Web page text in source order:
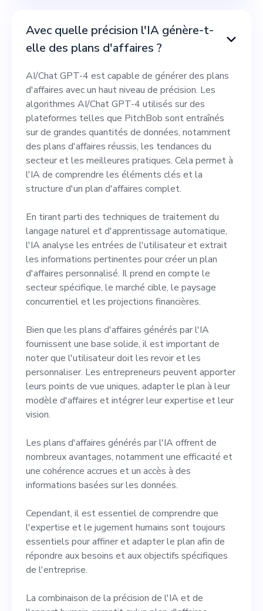
Avec quelle précision l'IA génère-t-
elle des plans d'affaires ?
AI/Chat GPT-4 est capable de générer des plans
d'affaires avec un haut niveau de précision. Les
algorithmes AI/Chat GPT-4 utilisés sur des
plateformes telles que PitchBob sont entraînés
sur de grandes quantités de données, notamment
des plans d'affaires réussis, les tendances du
secteur et les meilleures pratiques. Cela permet à
l'IA de comprendre les éléments clés et la
structure d'un plan d'affaires complet.
En tirant parti des techniques de traitement du
langage naturel et d'apprentissage automatique,
l'IA analyse les entrées de l'utilisateur et extrait
les informations pertinentes pour créer un plan
d'affaires personnalisé. Il prend en compte le
secteur spécifique, le marché cible, le paysage
concurrentiel et les projections financières.
Bien que les plans d'affaires générés par l'IA
fournissent une base solide, il est important de
noter que l'utilisateur doit les revoir et les
personnaliser. Les entrepreneurs peuvent apporter
leurs points de vue uniques, adapter le plan à leur
modèle d'affaires et intégrer leur expertise et leur
vision.
Les plans d'affaires générés par l'IA offrent de
nombreux avantages, notamment une efficacité et
une cohérence accrues et un accès à des
informations basées sur les données.
Cependant, il est essentiel de comprendre que
l'expertise et le jugement humains sont toujours
essentiels pour affiner et adapter le plan afin de
répondre aux besoins et aux objectifs spécifiques
de l'entreprise.
La combinaison de la précision de l'IA et de